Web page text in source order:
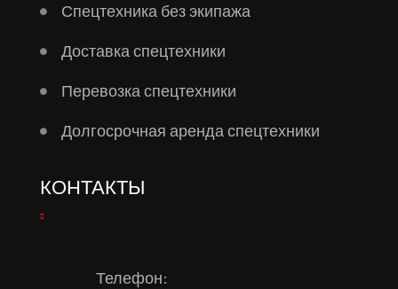
Спецтехника без экипажа
Доставка спецтехники
Перевозка спецтехники
Долгосрочная аренда спецтехники
КОНТАКТЫ
Телефон: